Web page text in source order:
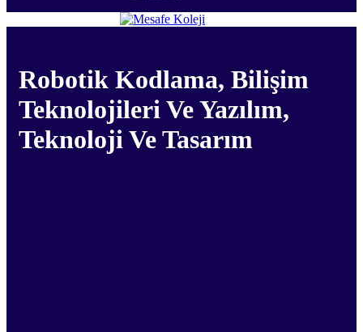
Robotik Kodlama, Bilişim
Teknolojileri Ve Yazılım,
Teknoloji Ve Tasarım